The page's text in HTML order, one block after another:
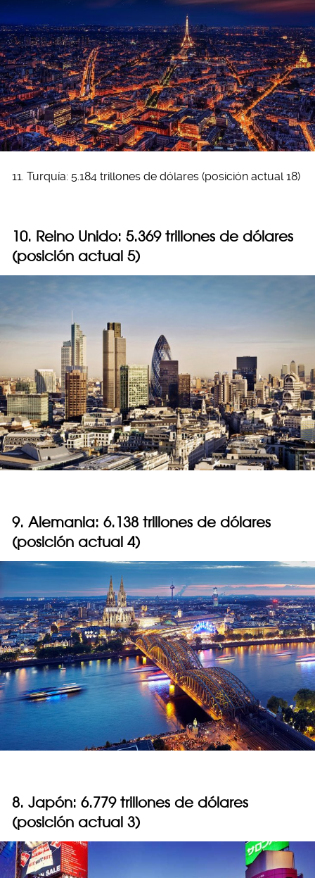
11. Turquía: 5.184 trillones de dólares (posición actual 18)
10. Reino Unido: 5.369 trillones de dólares
(posición actual 5)
9. Alemania: 6.138 trillones de dólares
(posición actual 4)
8. Japón: 6.779 trillones de dólares
(posición actual 3)